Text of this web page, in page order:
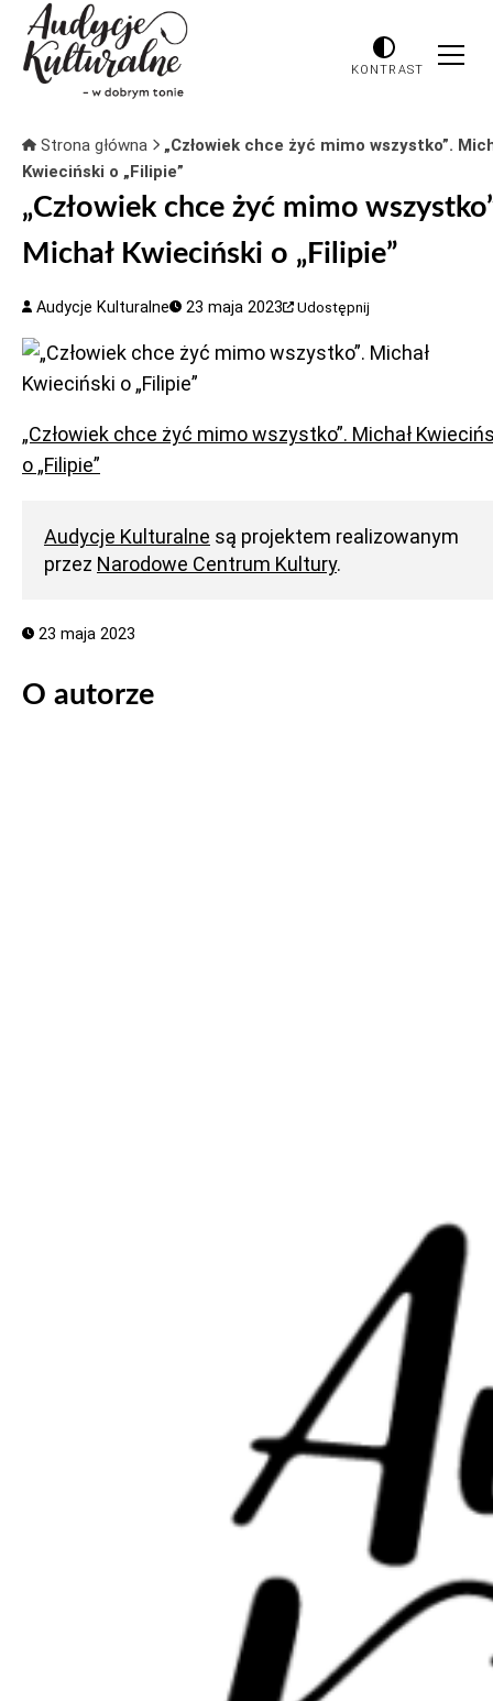
KONTRAST
Strona główna
„Człowiek chce żyć mimo wszystko”.
Kwieciński o „Filipie”
„Człowiek chce żyć mimo
Michał Kwieciński o „Filipie”
Audycje Kulturalne 23 maja 2023 Udostępnij
„Człowiek chce żyć mimo wszystko”. Michał
o „Filipie”
Audycje Kulturalne są projektem realizowanym
przez Narodowe Centrum Kultury.
23 maja 2023
O autorze